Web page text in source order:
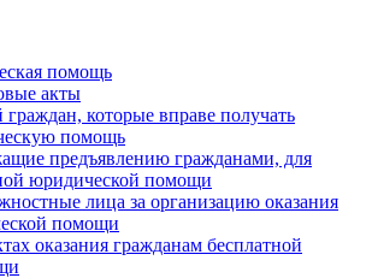
помощь
акты
граждан, которые вправе получать
помощь
предъявлению гражданами, для
юридической помощи
лица за организацию оказания
помощи
оказания гражданам бесплатной